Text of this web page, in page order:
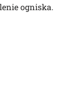
ogniska.